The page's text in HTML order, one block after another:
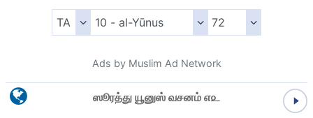
Ads by Muslim Ad Network
ஸூரத்து யூனுஸ் வசனம் ௭௨